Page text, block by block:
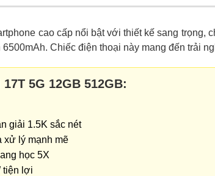
cao cấp nổi bật với thiết kế sang trọng,
Chiếc điện thoại này mang đến trải
5G 12GB 512GB:
giải 1.5K sắc nét
xử lý mạnh mẽ
học 5X
tiện lợi